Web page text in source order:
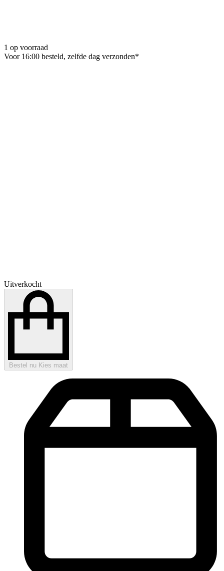
1 op voorraad
Voor 16:00 besteld, zelfde dag verzonden*
Uitverkocht
Bestel nu Kies maat